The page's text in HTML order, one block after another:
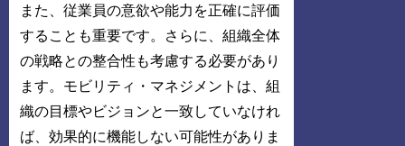
また、従業員の意欲や能力を正確に評価
することも重要です。さらに、組織全体
の戦略との整合性も考慮する必要があり
ます。モビリティ・マネジメントは、組
織の目標やビジョンと一致していなけれ
ば、効果的に機能しない可能性がありま